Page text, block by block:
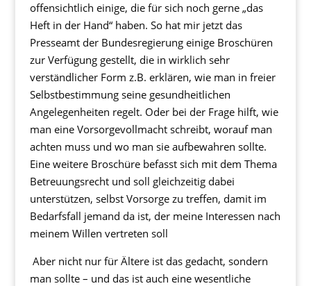
offensichtlich einige, die für sich noch gerne „das
Heft in der Hand“ haben. So hat mir jetzt das
Presseamt der Bundesregierung einige Broschüren
zur Verfügung gestellt, die in wirklich sehr
verständlicher Form z.B. erklären, wie man in freier
Selbstbestimmung seine gesundheitlichen
Angelegenheiten regelt. Oder bei der Frage hilft, wie
man eine Vorsorgevollmacht schreibt, worauf man
achten muss und wo man sie aufbewahren sollte.
Eine weitere Broschüre befasst sich mit dem Thema
Betreuungsrecht und soll gleichzeitig dabei
unterstützen, selbst Vorsorge zu treffen, damit im
Bedarfsfall jemand da ist, der meine Interessen nach
meinem Willen vertreten soll
Aber nicht nur für Ältere ist das gedacht, sondern
man sollte – und das ist auch eine wesentliche